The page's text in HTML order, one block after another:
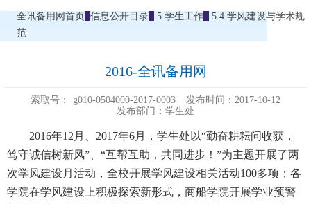
全讯备用网首页 信息公开目录 5 学生工作
5.4 学风建设与学术规
范
2016-全讯备用网
索取号： g010-0504000-2017-0003
发布时间：2017-10-12
发布部门：学生处
2016年12月、2017年6月，学生处以“勤奋耕耘问收获，
笃守诚信树新风”、“互帮互助，共同进步！”为主题开展了两
次学风建设月活动，全校开展学风建设相关活动100多项；各
学院在学风建设上积极探索新形式，商船学院开展学业预警